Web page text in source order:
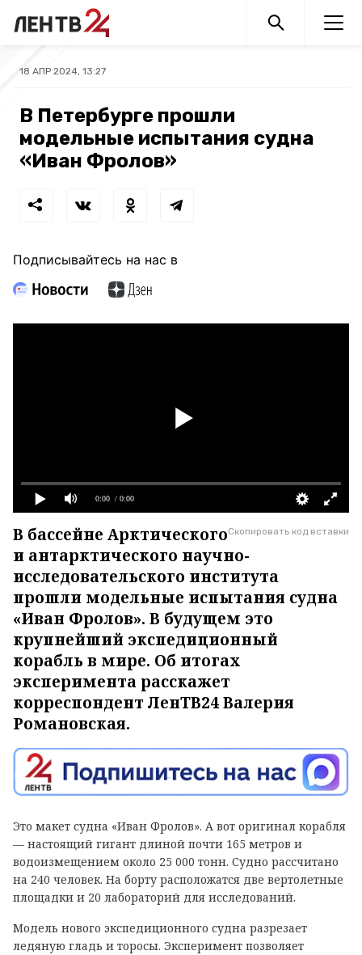
18 АПР 2024, 13:27
В Петербурге прошли
модельные испытания судна
«Иван Фролов»
Подписывайтесь на нас в
0:00 / 0:00
Скопировать код вставки
В бассейне Арктического
и антарктического научно-
исследовательского института
прошли модельные испытания судна
«Иван Фролов». В будущем это
крупнейший экспедиционный
корабль в мире. Об итогах
эксперимента расскажет
корреспондент ЛенТВ24 Валерия
Романовская.
Это макет судна «Иван Фролов». А вот оригинал корабля
— настоящий гигант длиной почти 165 метров и
водоизмещением около 25 000 тонн. Судно рассчитано
на 240 человек. На борту расположатся две вертолетные
площадки и 20 лабораторий для исследований.
Модель нового экспедиционного судна разрезает
ледяную гладь и торосы. Эксперимент позволяет